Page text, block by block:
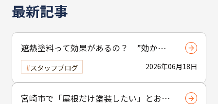
最新記事
遮熱塗料って効果があるの？ ”効かな
い”と言われる理由と正しい使い方 2026年06月18日
スタッフブログ
宮崎市で「屋根だけ塗装したい」とお考